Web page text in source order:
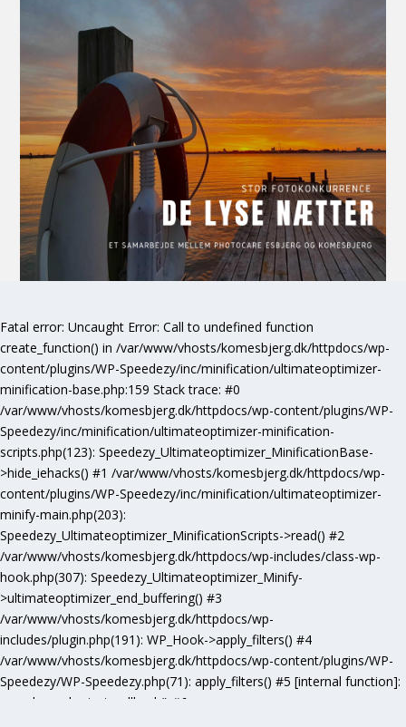
Fatal error: Uncaught Error: Call to undefined function
create_function() in /var/www/vhosts/komesbjerg.dk/httpdocs/wp-
content/plugins/WP-Speedezy/inc/minification/ultimateoptimizer-
minification-base.php:159 Stack trace: #0
/var/www/vhosts/komesbjerg.dk/httpdocs/wp-content/plugins/WP-
Speedezy/inc/minification/ultimateoptimizer-minification-
scripts.php(123): Speedezy_Ultimateoptimizer_MinificationBase-
>hide_iehacks() #1 /var/www/vhosts/komesbjerg.dk/httpdocs/wp-
content/plugins/WP-Speedezy/inc/minification/ultimateoptimizer-
minify-main.php(203):
Speedezy_Ultimateoptimizer_MinificationScripts->read() #2
/var/www/vhosts/komesbjerg.dk/httpdocs/wp-includes/class-wp-
hook.php(307): Speedezy_Ultimateoptimizer_Minify-
>ultimateoptimizer_end_buffering() #3
/var/www/vhosts/komesbjerg.dk/httpdocs/wp-
includes/plugin.php(191): WP_Hook->apply_filters() #4
/var/www/vhosts/komesbjerg.dk/httpdocs/wp-content/plugins/WP-
Speedezy/WP-Speedezy.php(71): apply_filters() #5 [internal function]:
speedezy_ob_start_callback() #6